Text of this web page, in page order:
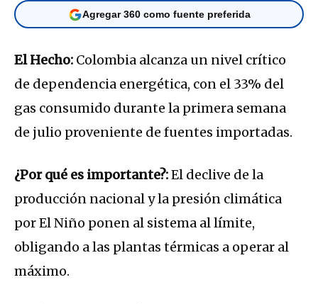
Agregar 360 como fuente preferida
El Hecho: Colombia alcanza un nivel crítico
de dependencia energética, con el 33% del
gas consumido durante la primera semana
de julio proveniente de fuentes importadas.
¿Por qué es importante?:El declive de la
producción nacional y la presión climática
por El Niño ponen al sistema al límite,
obligando a las plantas térmicas a operar al
máximo.